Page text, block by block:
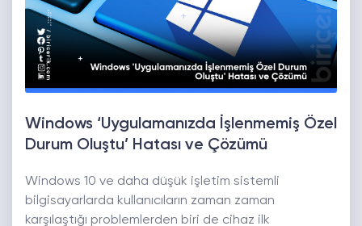
Windows ‘Uygulamanızda İşlenmemiş Özel
Durum Oluştu’ Hatası ve Çözümü
Windows 10 ve daha düşük işletim sistemli
bilgisayarlarda kullanıcıların zaman zaman
karşılaştığı problemlerden biri de cihaz ilk